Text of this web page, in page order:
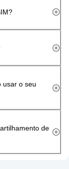
usar o seu
de